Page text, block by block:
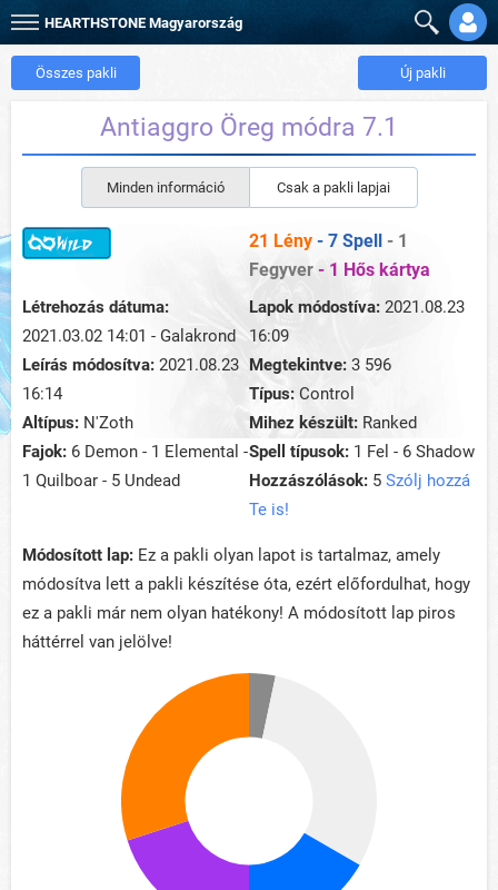
HEARTHSTONE Magyarország
Összes pakli Új pakli
Antiaggro Öreg módra 7.1
Minden információ Csak a pakli lapjai
21 Lény - 7 Spell - 1
Fegyver - 1 Hős kártya
Létrehozás dátuma:
2021.03.02 14:01 - Galakrond
Lapok módostíva: 2021.08.23
16:09
Leírás módosítva: 2021.08.23
16:14
Megtekintve: 3 596
Típus: Control
Altípus: N'Zoth Mihez készült: Ranked
Fajok: 6 Demon - 1 Elemental -
1 Quilboar - 5 Undead
Spell típusok: 1 Fel - 6 Shadow
Hozzászólások: 5 Szólj hozzá
Te is!
Módosított lap: Ez a pakli olyan lapot is tartalmaz, amely
módosítva lett a pakli készítése óta, ezért előfordulhat, hogy
ez a pakli már nem olyan hatékony! A módosított lap piros
háttérrel van jelölve!